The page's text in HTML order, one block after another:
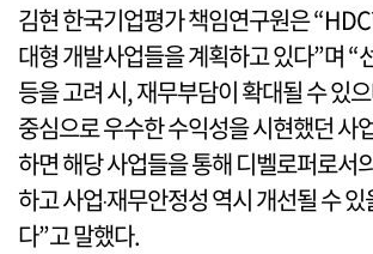
김현 한국기업평가 책임연구원은
대형 개발사업들을 계획하고 있다”며 “
등을 고려 시, 재무부담이 확대될 수 있
중심으로 우수한 수익성을 시현했던 사
하면 해당 사업들을 통해 디벨로퍼로서
하고 사업‧재무안정성 역시 개선될 수
다”고 말했다.